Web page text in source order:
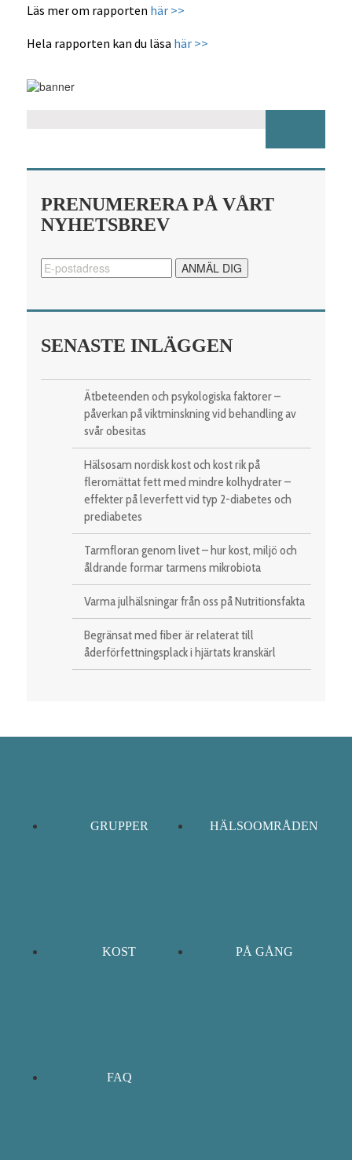
Läs mer om rapporten här >>
Hela rapporten kan du läsa här >>
PRENUMERERA PÅ VÅRT
NYHETSBREV
SENASTE INLÄGGEN
Ätbeteenden och psykologiska faktorer –
påverkan på viktminskning vid behandling av
svår obesitas
Hälsosam nordisk kost och kost rik på
fleromättat fett med mindre kolhydrater –
effekter på leverfett vid typ 2-diabetes och
prediabetes
Tarmfloran genom livet – hur kost, miljö och
åldrande formar tarmens mikrobiota
Varma julhälsningar från oss på Nutritionsfakta
Begränsat med fiber är relaterat till
åderförfettningsplack i hjärtats kranskärl
GRUPPER HÄLSOOMRÅDEN
KOST PÅ GÅNG
FAQ